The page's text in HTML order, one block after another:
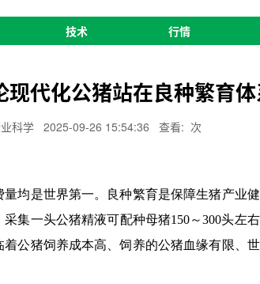
技术 行情
代化公猪站在良种繁育
科学 2025-09-26 15:54:36 查看: 次
是世界第一。良种繁育是保障生猪产业
集一头公猪精液可配种母猪150～300头左
公猪饲养成本高、饲养的公猪血缘有限、